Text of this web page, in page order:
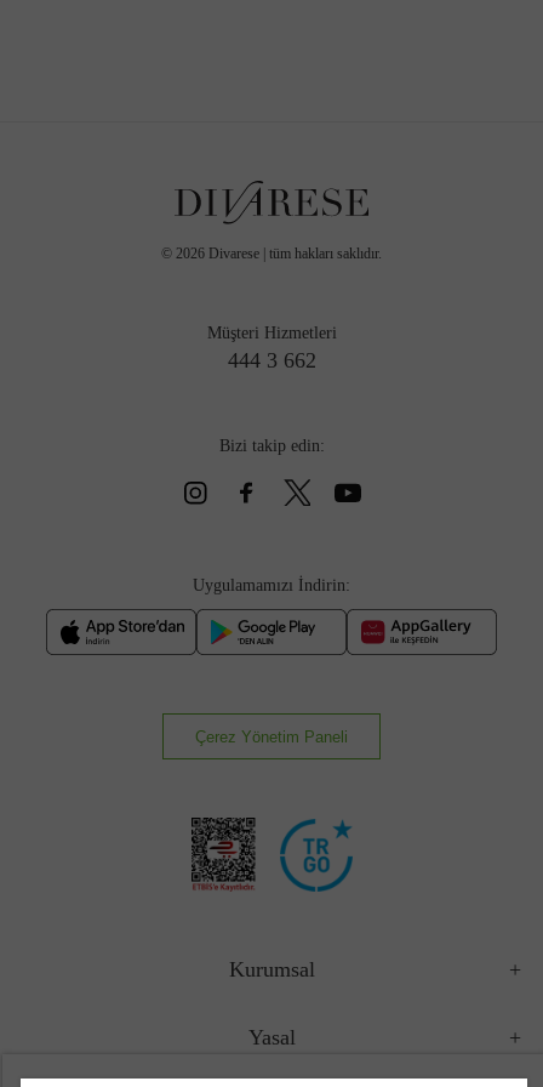
© 2026 Divarese | tüm hakları saklıdır.
Müşteri Hizmetleri
444 3 662
Bizi takip edin:
Uygulamamızı İndirin:
Çerez Yönetim Paneli
Kurumsal
Yasal